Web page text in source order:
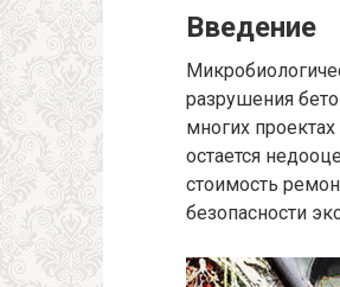
Введение
разрушения
многих
остается
стоимость
безопасности